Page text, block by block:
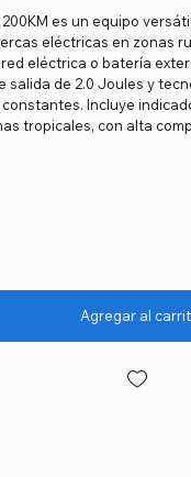
200KM es un equipo
eléctricas en zonas
eléctrica o batería
salida de 2.0 Joules y
Incluye
tropicales, con alta
Agregar al